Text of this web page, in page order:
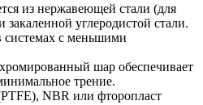
из нержавеющей стали (для
закаленной углеродистой стали.
системах с меньшими
шар обеспечивает
трение.
NBR или фторопласт